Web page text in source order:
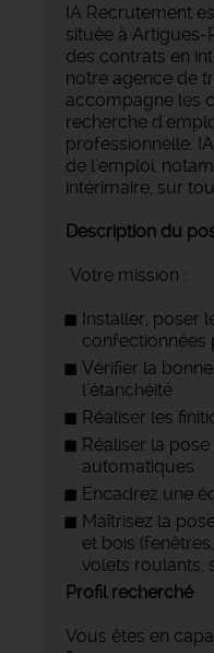
IA Recrutement
située à
des contrats en
notre agence de
accompagne les
recherche
professionnelle.
de l'emploi,
intérimaire, sur
Description du
Votre mission :
Installer, poser
confectionnées
Vérifier la
l’étanchéité
Réaliser les
Réaliser la pose
automatiques
Encadrez une
Maîtrisez la
et bois
volets roulants,
Profil recherché
Vous êtes en